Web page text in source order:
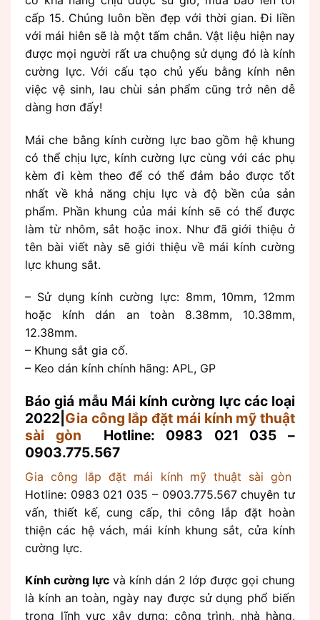
cấp 15. Chúng luôn bền đẹp với thời gian. Đi liền
với mái hiên sẽ là một tấm chắn. Vật liệu hiện nay
được mọi người rất ưa chuộng sử dụng đó là kính
cường lực. Với cấu tạo chủ yếu bằng kính nên
việc vệ sinh, lau chùi sản phẩm cũng trở nên dễ
dàng hơn đấy!
Mái che bằng kính cường lực bao gồm hệ khung
có thể chịu lực, kính cường lực cùng với các phụ
kèm đi kèm theo để có thể đảm bảo được tốt
nhất về khả năng chịu lực và độ bền của sản
phẩm. Phần khung của mái kính sẽ có thể được
làm từ nhôm, sắt hoặc inox. Như đã giới thiệu ở
tên bài viết này sẽ giới thiệu về mái kính cường
lực khung sắt.
– Sử dụng kính cường lực: 8mm, 10mm, 12mm
hoặc kính dán an toàn 8.38mm, 10.38mm,
12.38mm.
– Khung sắt gia cố.
– Keo dán kính chính hãng: APL, GP
Báo giá mẫu Mái kính cường lực các loại
2022| Gia công lắp đặt mái kính mỹ thuật
sài gòn Hotline: 0983 021 035 –
0903.775.567
Gia công lắp đặt mái kính mỹ thuật sài gòn
Hotline: 0983 021 035 – 0903.775.567 chuyên tư
vấn, thiết kế, cung cấp, thi công lắp đặt hoàn
thiện các hệ vách, mái kính khung sắt, cửa kính
cường lực.
Kính cường lực và kính dán 2 lớp được gọi chung
là kính an toàn, ngày nay được sử dụng phổ biến
trong lĩnh vực xây dựng: công trình, nhà hàng,